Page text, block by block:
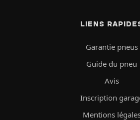
LIENS
Garantie pneus
Guide du pneu
Avis
Inscription
Mentions